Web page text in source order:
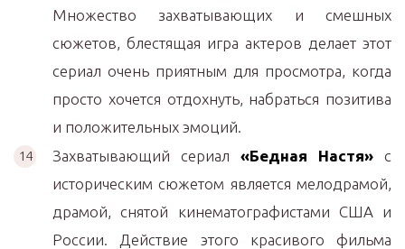
Множество захватывающих и смешных
сюжетов, блестящая игра актеров делает этот
сериал очень приятным для просмотра, когда
просто хочется отдохнуть, набраться позитива
и положительных эмоций.
Захватывающий сериал «Бедная Настя» с
историческим сюжетом является мелодрамой,
драмой, снятой кинематографистами США и
России. Действие этого красивого фильма